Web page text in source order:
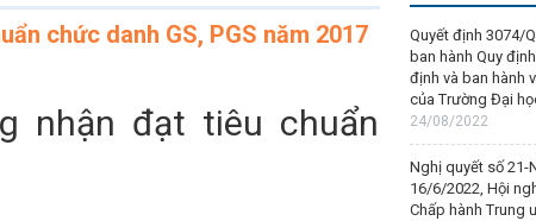
chức danh GS, PGS năm 2017
nhận đạt tiêu chuẩn
Quyết định 3074/
ban hành Quy
định và ban hành
của Trường Đại
24/08/2022
Nghị quyết số 21-
16/6/2022, Hội
Chấp hành Trung